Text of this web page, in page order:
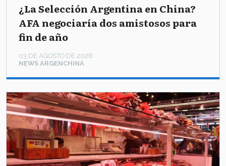
¿La Selección Argentina en China?
AFA negociaría dos amistosos para
fin de año
NEWS ARGENCHINA
03 DE AGOSTO DE 2026